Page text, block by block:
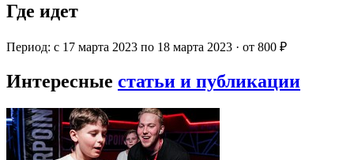
Где идет
Период: с 17 марта 2023 по 18 марта 2023 · от 800 ₽
Интересные статьи и публикации